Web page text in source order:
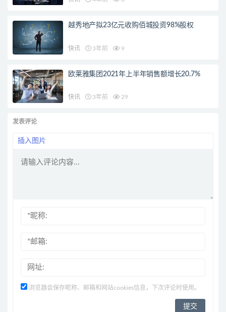
越秀地产拟23亿元收购佰城投资98%股权
快讯 3年前 9
欧莱雅集团2021年上半年销售额增长20.7%
快讯 3年前 29
发表评论
插入图片
浏览器会保存昵称、邮箱和网站cookies信息，下次评论时使用。